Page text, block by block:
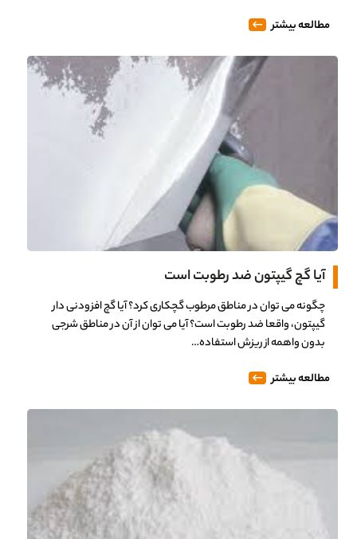
مطالعه بیشتر
آیا گچ گیپتون ضد رطوبت است
چگونه می توان در مناطق مرطوب گچکاری کرد؟ آیا گچ افزودنی دار
گیپتون، واقعا ضد رطوبت است؟ آیا می توان از آن در مناطق شرجی
بدون واهمه از ریزش استفاده…
مطالعه بیشتر